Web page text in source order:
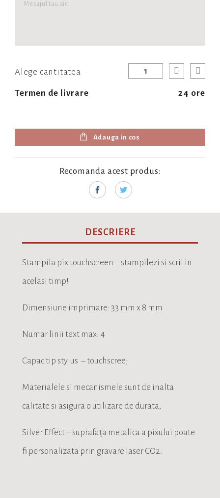
Alege cantitatea
Termen de livrare 24 ore
Adauga in cos
Recomanda acest produs:
DESCRIERE
Stampila pix touchscreen – stampilezi si scrii in
acelasi timp!
Dimensiune imprimare: 33 mm x 8 mm
Numar linii text max: 4
Capac tip stylus – touchscree;
Materialele si mecanismele sunt de inalta
calitate si asigura o utilizare de durata;
Silver Effect – suprafața metalica a pixului poate
fi personalizata prin gravare laser CO2.